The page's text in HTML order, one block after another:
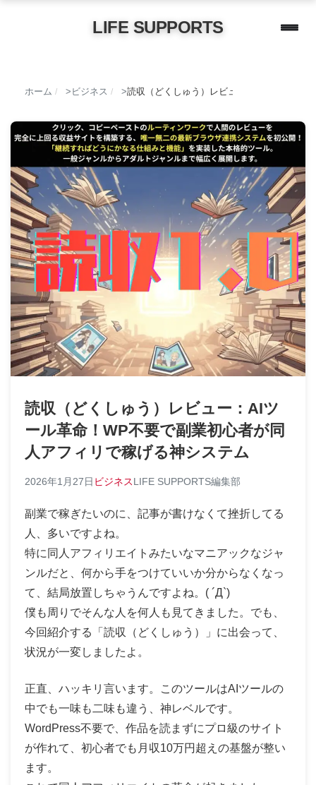
LIFE SUPPORTS
ホーム / ビジネス / 読収（どくしゅう）レビュー：AIツール革
読収（どくしゅう）レビュー：AIツ
ール革命！WP不要で副業初心者が同
人アフィリで稼げる神システム
2026年1月27日 ビジネスLIFE SUPPORTS編集部
副業で稼ぎたいのに、記事が書けなくて挫折してる
人、多いですよね。
特に同人アフィリエイトみたいなマニアックなジャ
ンルだと、何から手をつけていいか分からなくなっ
て、結局放置しちゃうんですよね。( ´Д`)
僕も周りでそんな人を何人も見てきました。でも、
今回紹介する「読収（どくしゅう）」に出会って、
状況が一変しましたよ。
正直、ハッキリ言います。このツールはAIツールの
中でも一味も二味も違う、神レベルです。
WordPress不要で、作品を読まずにプロ級のサイト
が作れて、初心者でも月収10万円超えの基盤が整い
ます。